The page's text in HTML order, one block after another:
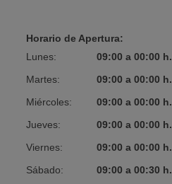
Horario de Apertura:
Lunes:
09:00 a 00:00 h.
Martes:
09:00 a 00:00 h.
Miércoles:
09:00 a 00:00 h.
Jueves:
09:00 a 00:00 h.
Viernes:
09:00 a 00:00 h.
Sábado:
09:00 a 00:30 h.